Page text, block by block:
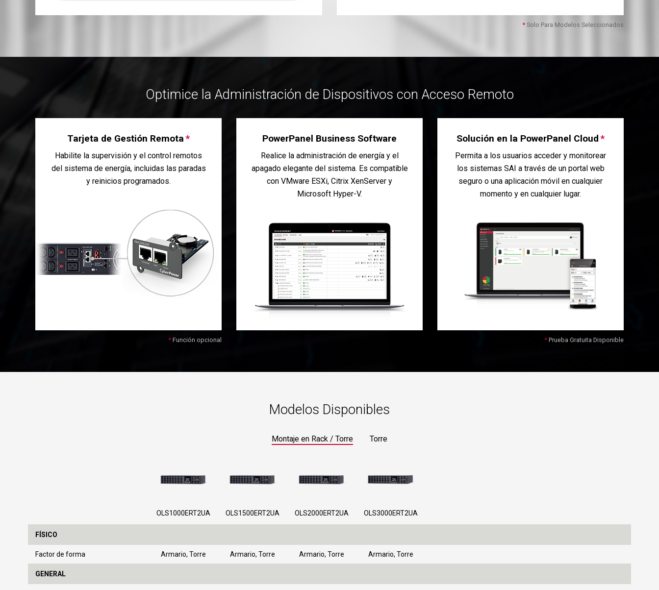
Solo Para Modelos Seleccionados
Optimice la Administración de Dispositivos con Acceso Remoto
Tarjeta de Gestión Remota
Habilite la supervisión y el control remotos
del sistema de energía, incluidas las paradas
y reinicios programados.
Función opcional
PowerPanel Business Software
Realice la administración de energía y el
apagado elegante del sistema. Es compatible
con VMware ESXi, Citrix XenServer y
Microsoft Hyper-V.
Solución en la PowerPanel Cloud
Permita a los usuarios acceder y monitorear
los sistemas SAI a través de un portal web
seguro o una aplicación móvil en cualquier
momento y en cualquier lugar.
Prueba Gratuita Disponible
Modelos Disponibles
Montaje en Rack / Torre Torre
OLS1000ERT2UA OLS1500ERT2UA OLS2000ERT2UA OLS3000ERT2UA
FÍSICO
Factor de forma Armario, Torre Armario, Torre Armario, Torre Armario, Torre
GENERAL